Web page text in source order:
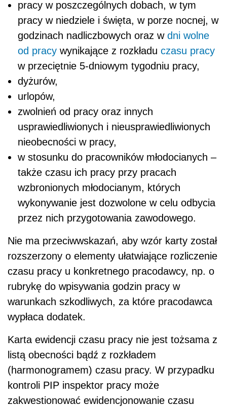
pracy w poszczególnych dobach, w tym
pracy w niedziele i święta, w porze nocnej, w
godzinach nadliczbowych oraz w dni wolne
od pracy wynikające z rozkładu czasu pracy
w przeciętnie 5-dniowym tygodniu pracy,
dyżurów,
urlopów,
zwolnień od pracy oraz innych
usprawiedliwionych i nieusprawiedliwionych
nieobecności w pracy,
w stosunku do pracowników młodocianych –
także czasu ich pracy przy pracach
wzbronionych młodocianym, których
wykonywanie jest dozwolone w celu odbycia
przez nich przygotowania zawodowego.
Nie ma przeciwwskazań, aby wzór karty został
rozszerzony o elementy ułatwiające rozliczenie
czasu pracy u konkretnego pracodawcy, np. o
rubrykę do wpisywania godzin pracy w
warunkach szkodliwych, za które pracodawca
wypłaca dodatek.
Karta ewidencji czasu pracy nie jest tożsama z
listą obecności bądź z rozkładem
(harmonogramem) czasu pracy. W przypadku
kontroli PIP inspektor pracy może
zakwestionować ewidencjonowanie czasu